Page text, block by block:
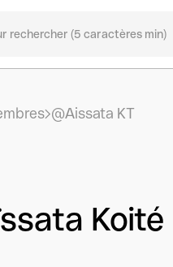
@Aissata KT
Koité